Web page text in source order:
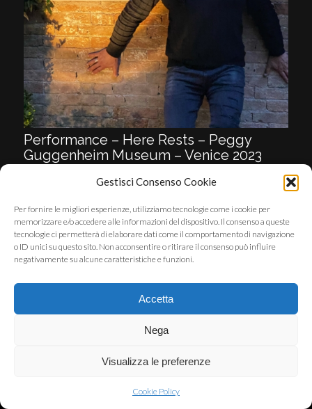
Gestisci Consenso Cookie
Per fornire le migliori esperienze, utilizziamo tecnologie come i cookie per
memorizzare e/o accedere alle informazioni del dispositivo. Il consenso a queste
tecnologie ci permetterà di elaborare dati come il comportamento di navigazione
o ID unici su questo sito. Non acconsentire o ritirare il consenso può influire
negativamente su alcune caratteristiche e funzioni.
Accetta
Nega
Visualizza le preferenze
Cookie Policy
Performance – Here Rests – Peggy
Guggenheim Museum – Venice 2023
© Copyright - STEFANO FANARA - SVILUPPATO DA051ITSERVICE